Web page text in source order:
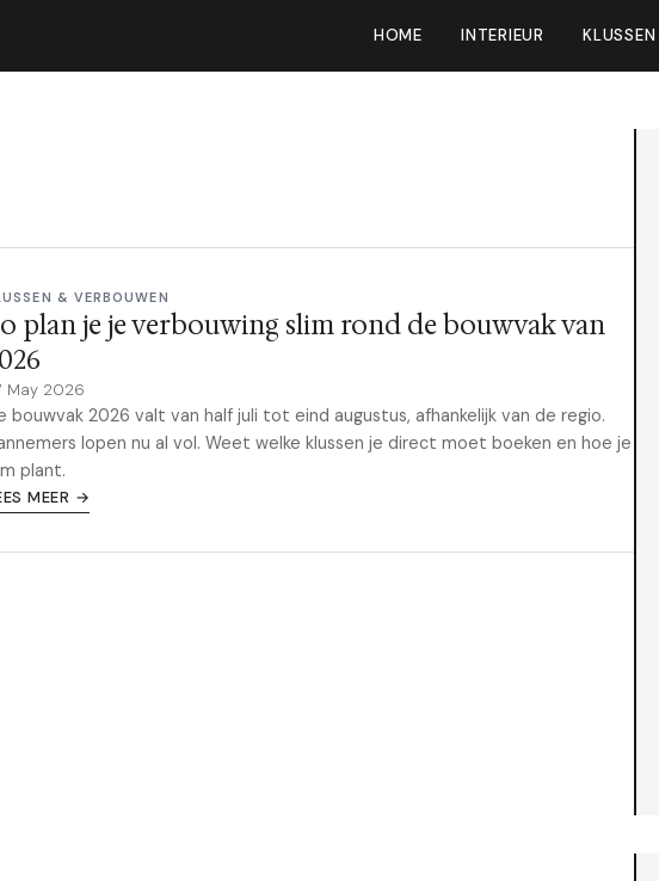
HOME INTERIEUR KLUSSEN
& VERBOUWEN
plan je je verbouwing slim rond de bouwvak van
May 2026
bouwvak 2026 valt van half juli tot eind augustus, afhankelijk van de regio.
lopen nu al vol. Weet welke klussen je direct moet boeken en hoe je
plant.
MEER →